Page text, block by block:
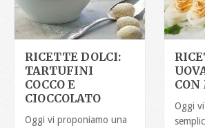
RICETTE DOLCI:
TARTUFINI
COCCO E
CIOCCOLATO
Oggi vi proponiamo una
CON
Oggi